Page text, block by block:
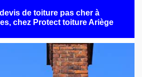
de toiture pas cher à
chez Protect toiture Ariège